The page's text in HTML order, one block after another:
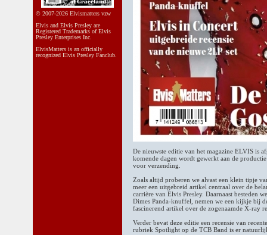
© 2007-2026 Elvismatters vzw
Elvis and Elvis Presley are
Registered Trademarks of Elvis
Presley Enterprises Inc.
ElvisMatters is an officially
recognized Elvis Presley Fanclub.
De nieuwste editie van het magazine ELVIS is
komende dagen wordt gewerkt aan de
voor verzending.
Zoals altijd proberen we alvast een klein tipje
meer een uitgebreid artikel centraal over de
carrière van Elvis Presley. Daarnaast besteden
Dimes Panda-knuffel, nemen we een kijkje bij
fascinerend artikel over de zogenaamde X-ray
Verder bevat deze editie een recensie van
rubriek Spotlight op de TCB Band is er